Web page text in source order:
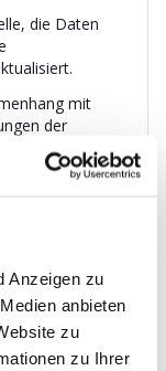
Anzeigen zu
anbieten
zu
zu Ihrer
die Daten
mit
der